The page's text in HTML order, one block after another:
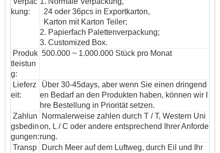
kung:
24 oder 36pcs in Exportkarton,
Karton mit Karton Teiler;
2. Papierfach Palettenverpackung;
3. Customized Box.
Produk
tleistun
g:
500.000 ~ 1.000.000 Stück pro Monat
Lieferz
eit:
Über 30-45days, aber wenn Sie einen dringend
en Bedarf an den Produkten haben, können wir I
hre Bestellung in Priorität setzen.
Zahlun
gsbedin
gungen:
Normalerweise zahlen durch T / T, Western Uni
on, L / C oder andere entsprechend Ihrer Anforde
rung.
Transp
Durch Meer auf dem Luftweg, durch Eil und Ihr